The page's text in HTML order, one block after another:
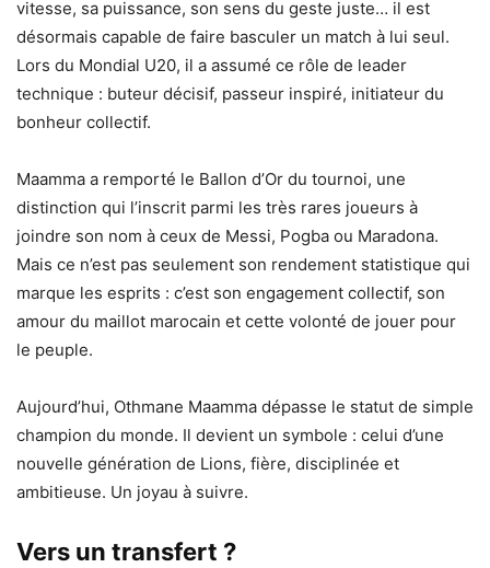
vitesse, sa puissance, son sens du geste juste… il est
désormais capable de faire basculer un match à lui seul.
Lors du Mondial U20, il a assumé ce rôle de leader
technique : buteur décisif, passeur inspiré, initiateur du
bonheur collectif.
Maamma a remporté le Ballon d’Or du tournoi, une
distinction qui l’inscrit parmi les très rares joueurs à
joindre son nom à ceux de Messi, Pogba ou Maradona.
Mais ce n’est pas seulement son rendement statistique qui
marque les esprits : c’est son engagement collectif, son
amour du maillot marocain et cette volonté de jouer pour
le peuple.
Aujourd’hui, Othmane Maamma dépasse le statut de simple
champion du monde. Il devient un symbole : celui d’une
nouvelle génération de Lions, fière, disciplinée et
ambitieuse. Un joyau à suivre.
Vers un transfert ?